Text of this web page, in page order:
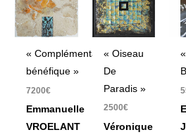
« Complémentarité
bénéfique »
7200€
Emmanuelle
VROELANT
« Oiseau
De
Paradis »
2500€
Véronique